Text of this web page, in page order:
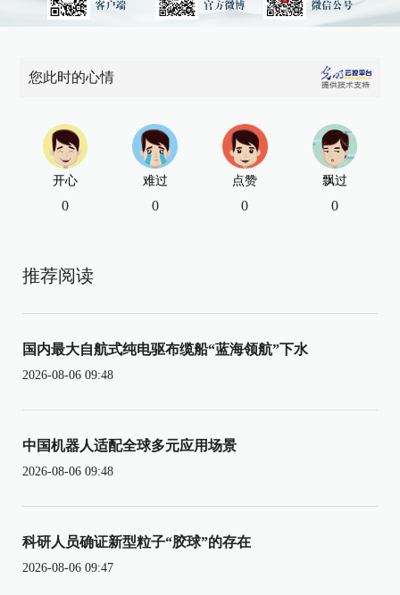
您此时的心情
开心
0
难过
0
点赞
0
飘过
0
推荐阅读
国内最大自航式纯电驱布缆船“蓝海领航”下水
2026-08-06 09:48
中国机器人适配全球多元应用场景
2026-08-06 09:48
科研人员确证新型粒子“胶球”的存在
2026-08-06 09:47